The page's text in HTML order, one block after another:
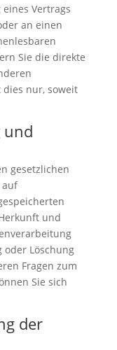
Vertrags
an einen
Sie die direkte
nur, soweit
und
gesetzlichen
auf
und
oder Löschung
Fragen zum
Sie sich
der